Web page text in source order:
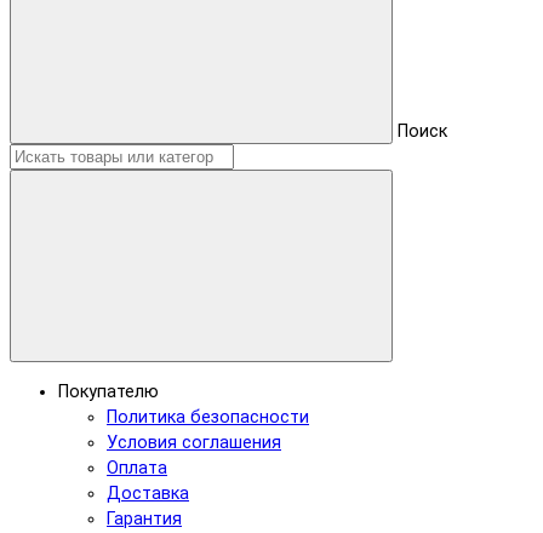
Поиск
Покупателю
Политика безопасности
Условия соглашения
Оплата
Доставка
Гарантия